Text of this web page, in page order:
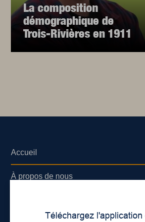
La composition
démographique de
Trois-Rivières en 1911
Téléchargez l'application
Accueil
À propos de nous